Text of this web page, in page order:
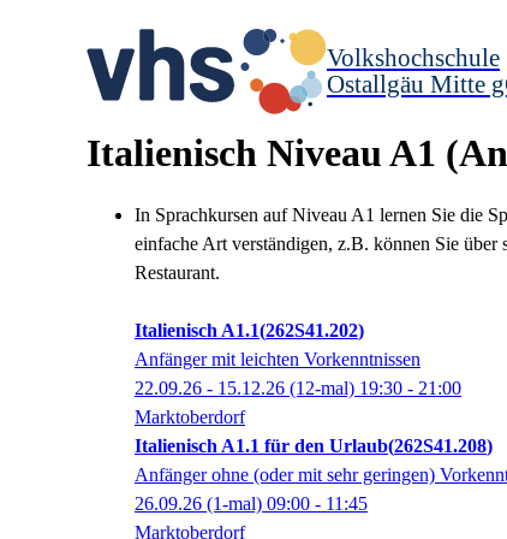
Volkshochschule
Ostallgäu Mitte
Italienisch Niveau A1
In Sprachkursen auf Niveau A1 lernen Sie die
einfache Art verständigen, z.B. können Sie
Restaurant.
Italienisch A1.1 262S41.202
Anfänger mit leichten Vorkenntnissen
22.09.26 - 15.12.26 (12-mal) 19:30 - 21:00
Marktoberdorf
Italienisch A1.1 für den Urlaub 262S41.208
Anfänger ohne (oder mit sehr geringen)
26.09.26 (1-mal) 09:00 - 11:45
Marktoberdorf